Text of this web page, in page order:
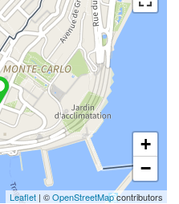
+
−
Leaflet | ©OpenStreetMapcontributors